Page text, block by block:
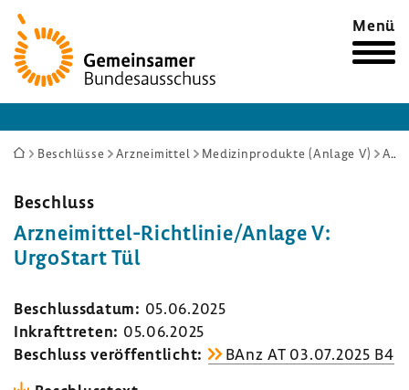
Zur
Startseite
Menü
Sie
hier:
Beschlüsse Arzneimittel Medizinprodukte (Anlage V) Arzneimittel-Richtlinie/Anlage V: UrgoStart Tül
Beschluss
Arzneimittel-​Richtlinie/Anlage V:
UrgoStart Tül
Beschluss­datum: 05.06.2025
Inkraft­treten: 05.06.2025
Beschluss veröf­fent­licht:
BAnz AT 03.07.2025 B4